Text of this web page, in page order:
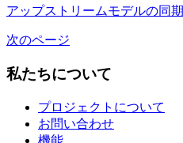
アップストリームモデルの同期
次のページ
私たちについて
プロジェクトについて
お問い合わせ
機能